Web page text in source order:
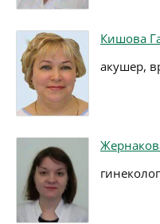
Кишова
акушер,